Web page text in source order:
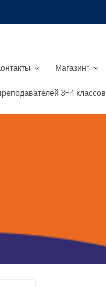
Магазин*
3-4 классов